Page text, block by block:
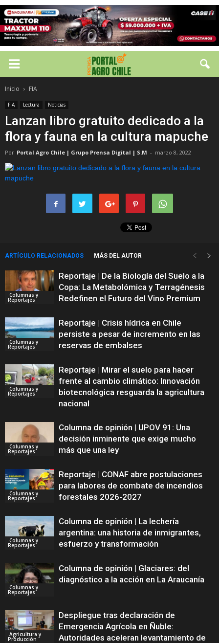
Inicio FIA
FIA Lectura Noticias
Lanzan libro gratuito dedicado a la
flora y fauna en la cultura mapuche
Por Portal Agro Chile | Grupo Prensa Digital | S.M - marzo 8, 2022
ARTÍCULO RELACIONADOS MÁS DEL AUTOR
Columnas y
Reportajes
Reportaje | De la Biología del Suelo a la
Copa: La Metabolómica y Terragénesis
Redefinen el Futuro del Vino Premium
Columnas y
Reportajes
Reportaje | Crisis hídrica en Chile
persiste a pesar de incremento en las
reservas de embalses
Columnas y
Reportajes
Reportaje | Mirar el suelo para hacer
frente al cambio climático: Innovación
biotecnológica resguarda la agricultura
nacional
Columnas y
Reportajes
Columna de opinión | UPOV 91: Una
decisión inminente que exige mucho
más que una ley
Columnas y
Reportajes
Reportaje | CONAF abre postulaciones
para labores de combate de incendios
forestales 2026-2027
Columnas y
Reportajes
Columna de opinión | La lechería
argentina: una historia de inmigrantes,
esfuerzo y transformación
Columnas y
Reportajes
Columna de opinión | Glaciares: del
diagnóstico a la acción en La Araucanía
Agricultura y
Producción
Despliegue tras declaración de
Emergencia Agrícola en Ñuble:
Autoridades aceleran levantamiento de